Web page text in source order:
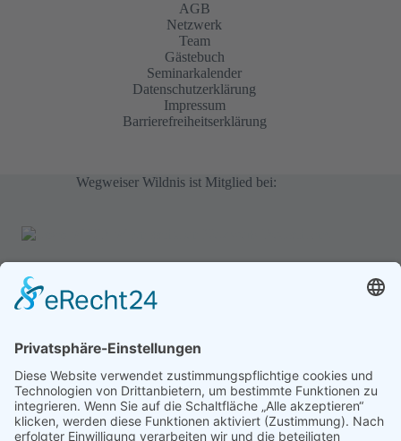
AGB
Netzwerk
Team
Gästebuch
Seminarkalender
Datenschutzerklärung
Impressum
Barrierefreiheitserklärung
Wegweiser Wildnis ist Mitglied bei:
Gästebuch
Wildnispädagogik 2, 2024/25 Ich bin gerade noch ganz
beseelt von...